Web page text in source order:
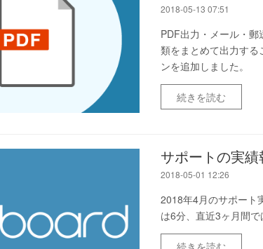
2018-05-13 07:51
PDF出力・メール・
類をまとめて出力す
ンを追加しました。
続きを読む
サポートの実績
2018-05-01 12:26
2018年4月のサポート
は6分、直近3ヶ月間で
続きを読む